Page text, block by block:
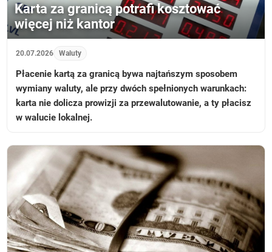
Karta za granicą potrafi kosztować
więcej niż kantor
20.07.2026 Waluty
Płacenie kartą za granicą bywa najtańszym sposobem
wymiany waluty, ale przy dwóch spełnionych warunkach:
karta nie dolicza prowizji za przewalutowanie, a ty płacisz
w walucie lokalnej.